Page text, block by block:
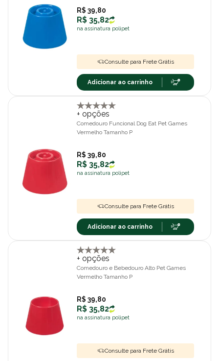
R$ 39,80
R$ 35,82
na assinatura polipet
Consulte para Frete Grátis
Adicionar ao carrinho
+ opções
Comedouro Funcional Dog Eat Pet Games
Vermelho Tamanho P
R$ 39,80
R$ 35,82
na assinatura polipet
Consulte para Frete Grátis
Adicionar ao carrinho
+ opções
Comedouro e Bebedouro Alto Pet Games
Vermelho Tamanho P
R$ 39,80
R$ 35,82
na assinatura polipet
Consulte para Frete Grátis